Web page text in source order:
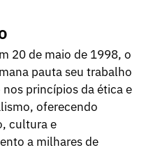
20 de maio de 1998, o
pauta seu trabalho
princípios da ética e
oferecendo
cultura e
a milhares de